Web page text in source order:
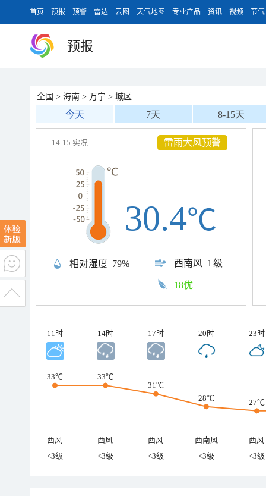
首页 预报 预警 雷达 云图 天气地图 专业产品 资讯 视频 节气
预报
全国 > 海南 > 万宁 > 城区
今天 7天 8-15天
雷雨大风预警
14:15 实况
相对湿度 79% 西南风 1级
30.4℃
18优
11时 14时 17时 20时 23时
33℃
33℃
31℃
28℃
27℃
西风 西风 西风 西南风
西风
<3级
<3级 <3级 <3级 <3级